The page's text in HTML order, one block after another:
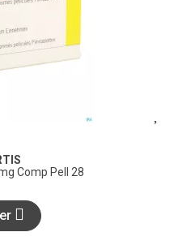
Comp Pell 28